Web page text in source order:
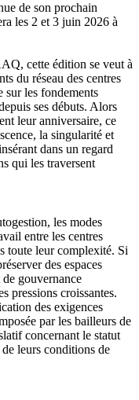
de son prochain
les 2 et 3 juin 2026 à
cette édition se veut à
du réseau des centres
sur les fondements
ses débuts. Alors
leur anniversaire, ce
la singularité et
dans un regard
qui les traversent
les modes
entre les centres
toute leur complexité. Si
des espaces
gouvernance
pressions croissantes.
des exigences
par les bailleurs de
concernant le statut
leurs conditions de